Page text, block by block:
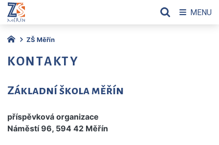
ZŠ Měřín
KONTAKTY
Základní škola měřín
příspěvková organizace
Náměstí 96, 594 42 Měřín
MENU